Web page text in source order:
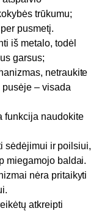
trūkumu;
pusmetį.
iš metalo, todėl
garsus;
netraukite
– visada
funkcija naudokite
sėdėjimui ir poilsiui,
miegamojo baldai.
nėra pritaikyti
atkreipti